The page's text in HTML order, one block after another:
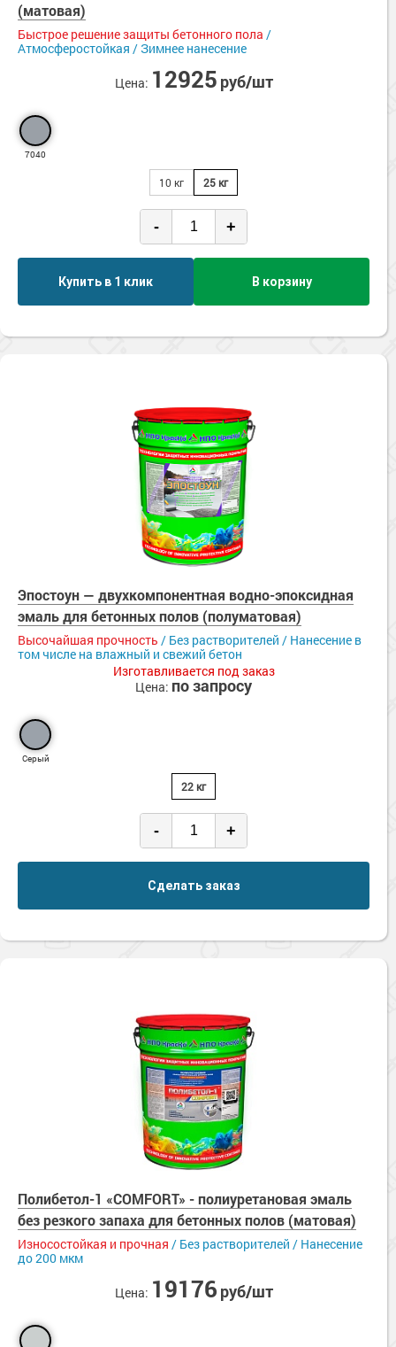
(матовая)
Быстрое решение защиты бетонного пола /
Атмосферостойкая / Зимнее нанесение
Цена: 12925 руб/шт
7040
10 кг 25 кг
- +
Купить в 1 клик В корзину
Эпостоун — двухкомпонентная водно-эпоксидная
эмаль для бетонных полов (полуматовая)
Высочайшая прочность / Без растворителей / Нанесение в
том числе на влажный и свежий бетон
Изготавливается под заказ
Цена: по запросу
Серый
22 кг
- +
Сделать заказ
Полибетол-1 «COMFORT» - полиуретановая эмаль
без резкого запаха для бетонных полов (матовая)
Износостойкая и прочная / Без растворителей / Нанесение
до 200 мкм
Цена: 19176 руб/шт